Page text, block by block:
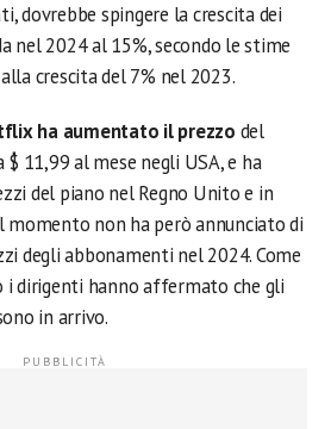
dovrebbe spingere la crescita dei
nel 2024 al 15%, secondo le stime
crescita del 7% nel 2023.
ha aumentato il prezzo del
$ 11,99 al mese negli USA, e ha
del piano nel Regno Unito e in
momento non ha però annunciato di
degli abbonamenti nel 2024. Come
i dirigenti hanno affermato che gli
in arrivo.